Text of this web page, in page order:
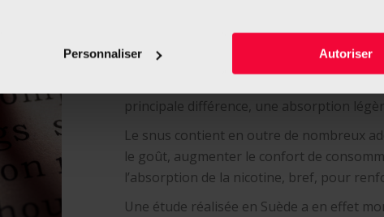
Personnaliser Autoriser
Le tabagisme non fumé entraîne la
et celle-ci s’installe tout aussi rapidement
En fonction du produit et de la manière
des quantités de nicotine comparables
principale différence, une absorption
Le snus contient en outre de nombreux
le goût, augmenter le confort de
l’absorption de la nicotine, bref, pour
Une étude réalisée en Suède a en effet